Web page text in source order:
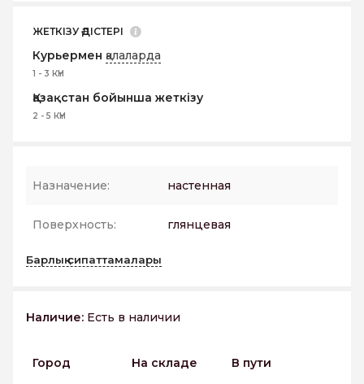
ЖЕТКІЗУ ӘДІСТЕРІ
Курьермен қалаларда
1 - 3 КҮН
Қазақстан бойынша жеткізу
2 - 5 КҮН
Назначение: настенная
Поверхность: глянцевая
Барлық сипаттамалары
Наличие: Есть в наличии
Город На складе
В пути